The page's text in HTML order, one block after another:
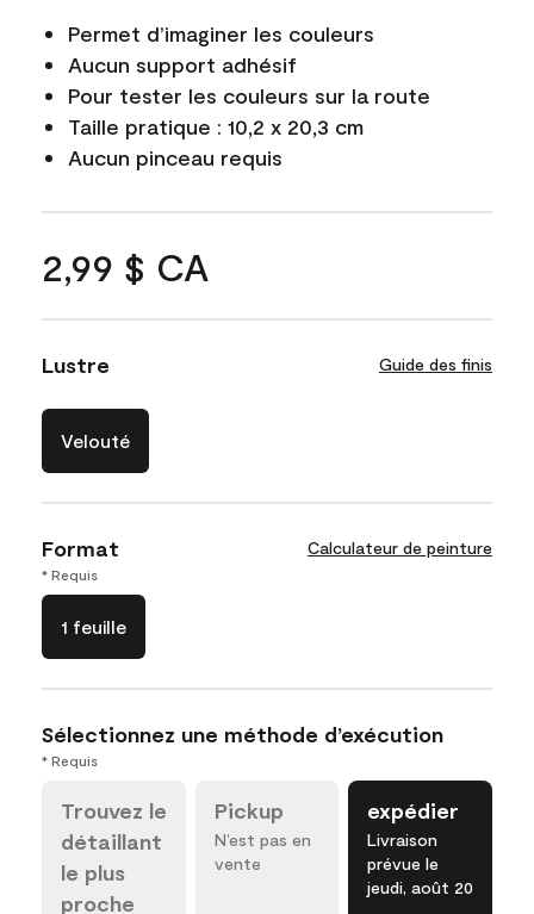
Permet d’imaginer les couleurs
Aucun support adhésif
Pour tester les couleurs sur la route
Taille pratique : 10,2 x 20,3 cm
Aucun pinceau requis
2,99 $ CA
Lustre Guide des finis
Velouté
Format Calculateur de peinture
* Requis
1 feuille
Sélectionnez une méthode d’exécution
* Requis
Trouvez le
détaillant
le plus
proche
Pickup
N’est pas en
vente
expédier
Livraison
prévue le
jeudi, août 20